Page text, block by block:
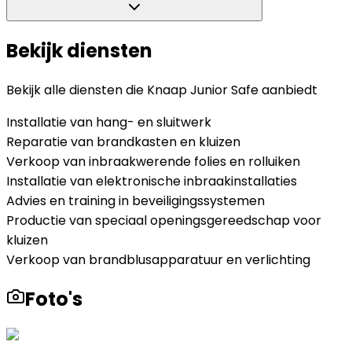
Bekijk diensten
Bekijk alle diensten die Knaap Junior Safeaanbiedt
Installatie van hang- en sluitwerk
Reparatie van brandkasten en kluizen
Verkoop van inbraakwerende folies en rolluiken
Installatie van elektronische inbraakinstallaties
Advies en training in beveiligingssystemen
Productie van speciaal openingsgereedschap voor
kluizen
Verkoop van brandblusapparatuur en verlichting
Foto's